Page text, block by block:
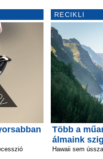
RECIKLI
Több a
álmaink
Hawaii sem